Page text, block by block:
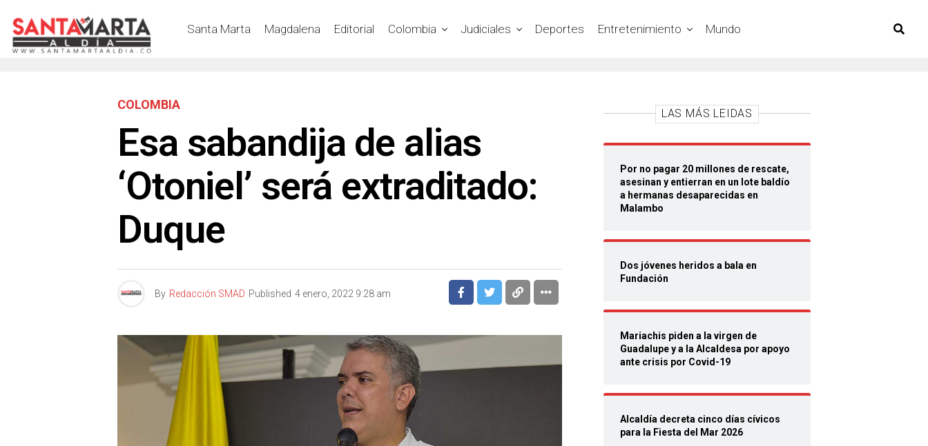
Santa Marta Magdalena Editorial Colombia Judiciales Deportes Entretenimiento Mundo
COLOMBIA
Esa sabandija de alias
‘Otoniel’ será extraditado:
Duque
By Redacción SMAD Published 4 enero, 2022 9:28 am
LAS MÁS LEIDAS
Por no pagar 20 millones de rescate,
asesinan y entierran en un lote baldío
a hermanas desaparecidas en
Malambo
Dos jóvenes heridos a bala en
Fundación
Mariachis piden a la virgen de
Guadalupe y a la Alcaldesa por apoyo
ante crisis por Covid-19
Alcaldía decreta cinco días cívicos
para la Fiesta del Mar 2026